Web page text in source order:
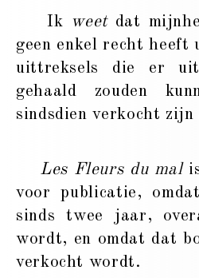
Ik weetdat
geen enkel recht heeft
uittreksels die er
gehaald zouden
sindsdien verkocht zijn
Les Fleurs du malis
voor publicatie,
sinds twee jaar,
wordt, en omdat dat
verkocht wordt.